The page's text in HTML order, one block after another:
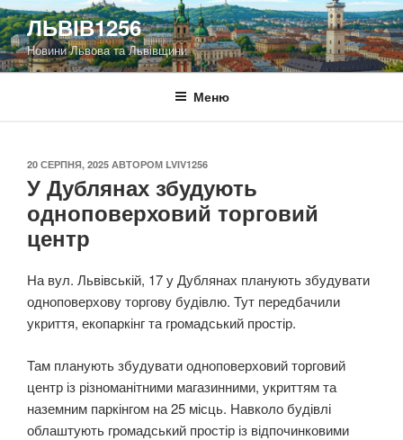
Перейти
до
вмісту
ЛЬВІВ1256
Новини Львова та Львівщини
Меню
ОПУБЛІКОВАНО
20 СЕРПНЯ, 2025 АВТОРОМ LVIV1256
У Дублянах збудують
одноповерховий торговий
центр
На вул. Львівській, 17 у Дублянах планують збудувати
одноповерхову торгову будівлю. Тут передбачили
укриття, екопаркінг та громадський простір.
Там планують збудувати одноповерховий торговий
центр із різноманітними магазинними, укриттям та
наземним паркінгом на 25 місць. Навколо будівлі
облаштують громадський простір із відпочинковими